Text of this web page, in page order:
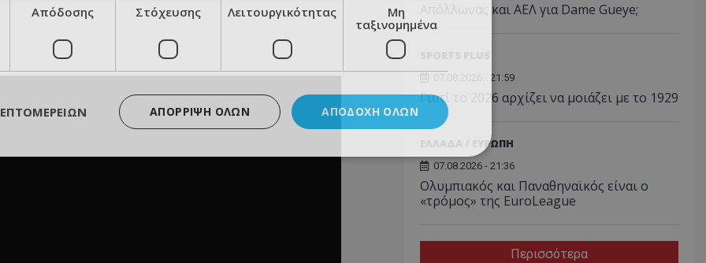
Απόλλωνας και ΑΕΛ για Dame Gueye;
07.08.2026 - 21:59
Γιατί το 2026 αρχίζει να μοιάζει με το 1929
ΕΛΛΑΔΑ / ΕΥΡΩΠΗ
07.08.2026 - 21:36
Ολυμπιακός και Παναθηναϊκός είναι ο
«τρόμος» της EuroLeague
Περισσότερα
Απόδοσης Στόχευσης Λειτουργικότητας
Μη
ταξινομημένα
ΑΠΟΔΟΧΉ ΌΛΩΝ
ΑΠΌΡΡΙΨΗ ΌΛΩΝ